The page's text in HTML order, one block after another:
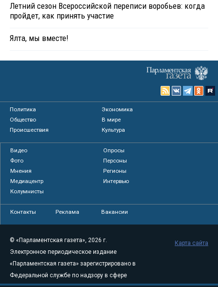
Летний сезон Всероссийской переписи воробьев: когда
пройдет, как принять участие
Ялта, мы вместе!
Политика
Экономика
Общество
В мире
Происшествия
Культура
Видео
Опросы
Фото
Персоны
Мнения
Регионы
Медиацентр
Интервью
Колумнисты
Контакты Реклама Вакансии
© «Парламентская газета», 2026 г.
Электронное периодическое издание
«Парламентская газета» зарегистрировано в
Федеральной службе по надзору в сфере
Карта сайта